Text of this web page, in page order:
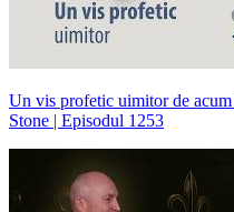
Un vis profetic uimitor de
Stone | Episodul 1253